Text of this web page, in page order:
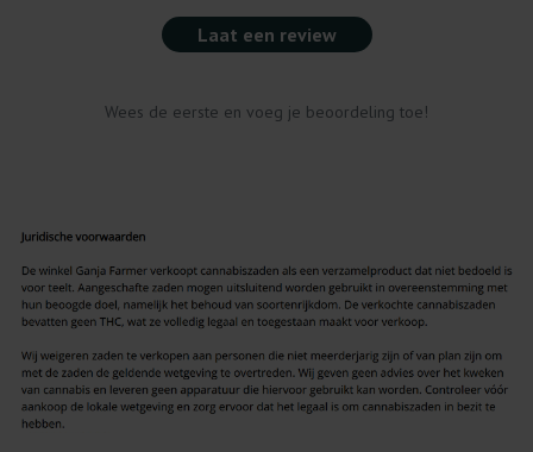
Laat een review
Wees de eerste en voeg je beoordeling toe!